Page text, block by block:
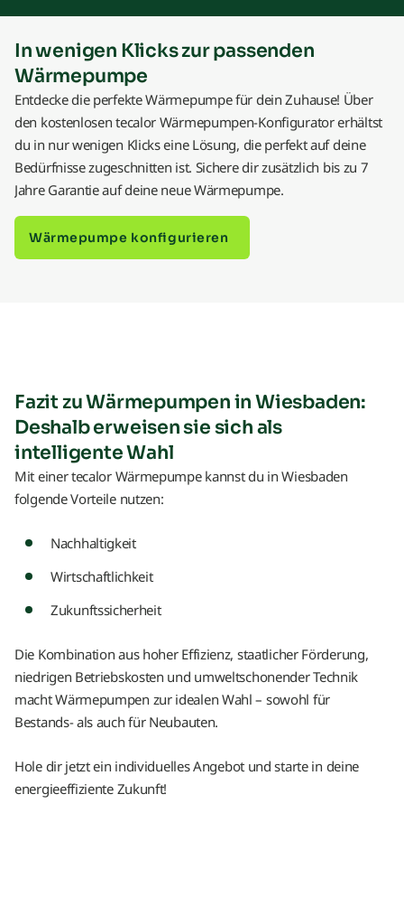
In wenigen Klicks zur passenden
Wärmepumpe
Entdecke die perfekte Wärmepumpe für dein Zuhause! Über
den kostenlosen tecalor Wärmepumpen-Konfigurator erhältst
du in nur wenigen Klicks eine Lösung, die perfekt auf deine
Bedürfnisse zugeschnitten ist. Sichere dir zusätzlich bis zu 7
Jahre Garantie auf deine neue Wärmepumpe.
Wärmepumpe konfigurieren
Fazit zu Wärmepumpen in Wiesbaden:
Deshalb erweisen sie sich als
intelligente Wahl
Mit einer tecalor Wärmepumpe kannst du in Wiesbaden
folgende Vorteile nutzen:
Nachhaltigkeit
Wirtschaftlichkeit
Zukunftssicherheit
Die Kombination aus hoher Effizienz, staatlicher Förderung,
niedrigen Betriebskosten und umweltschonender Technik
macht Wärmepumpen zur idealen Wahl – sowohl für
Bestands- als auch für Neubauten.
Hole dir jetzt ein individuelles Angebot und starte in deine
energieeffiziente Zukunft!